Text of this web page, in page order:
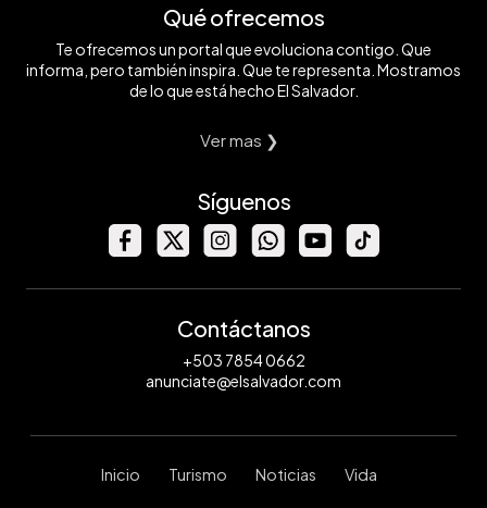
Qué ofrecemos
Te ofrecemos un portal que evoluciona contigo. Que
informa, pero también inspira. Que te representa. Mostramos
de lo que está hecho El Salvador.
Ver mas ❯
Síguenos
Contáctanos
+503 7854 0662
anunciate@elsalvador.com
Inicio Turismo Noticias Vida